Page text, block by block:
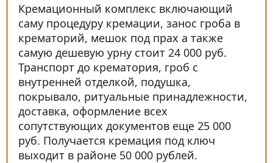
Кремационный комплекс включающий
саму процедуру кремации, занос гроба в
крематорий, мешок под прах а также
самую дешевую урну стоит 24 000 руб.
Транспорт до крематория, гроб с
внутренней отделкой, подушка,
покрывало, ритуальные принадлежности,
доставка, оформление всех
сопутствующих документов еще 25 000
руб. Получается кремация под ключ
выходит в районе 50 000 рублей.